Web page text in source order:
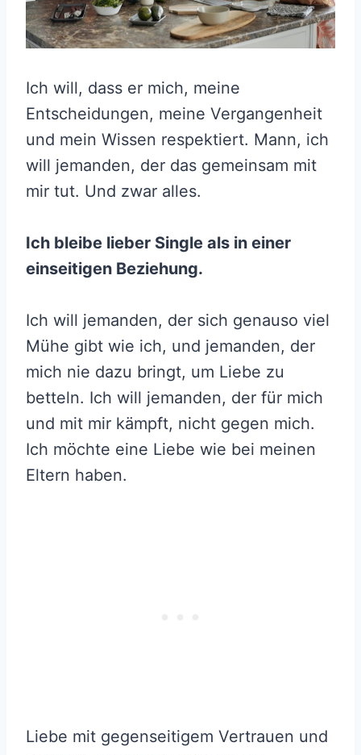
Ich will, dass er mich, meine
Entscheidungen, meine Vergangenheit
und mein Wissen respektiert. Mann, ich
will jemanden, der das gemeinsam mit
mir tut. Und zwar alles.
Ich bleibe lieber Single als in einer
einseitigen Beziehung.
Ich will jemanden, der sich genauso viel
Mühe gibt wie ich, und jemanden, der
mich nie dazu bringt, um Liebe zu
betteln. Ich will jemanden, der für mich
und mit mir kämpft, nicht gegen mich.
Ich möchte eine Liebe wie bei meinen
Eltern haben.
Liebe mit gegenseitigem Vertrauen und